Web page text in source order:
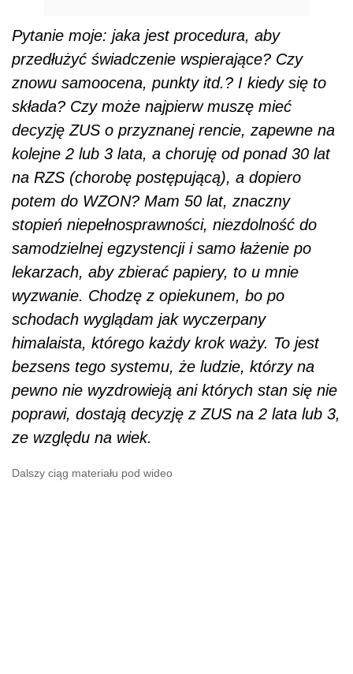
Pytanie moje: jaka jest procedura, aby
przedłużyć świadczenie wspierające? Czy
znowu samoocena, punkty itd.? I kiedy się to
składa? Czy może najpierw muszę mieć
decyzję ZUS o przyznanej rencie, zapewne na
kolejne 2 lub 3 lata, a choruję od ponad 30 lat
na RZS (chorobę postępującą), a dopiero
potem do WZON? Mam 50 lat, znaczny
stopień niepełnosprawności, niezdolność do
samodzielnej egzystencji i samo łażenie po
lekarzach, aby zbierać papiery, to u mnie
wyzwanie. Chodzę z opiekunem, bo po
schodach wyglądam jak wyczerpany
himalaista, którego każdy krok waży. To jest
bezsens tego systemu, że ludzie, którzy na
pewno nie wyzdrowieją ani których stan się nie
poprawi, dostają decyzję z ZUS na 2 lata lub 3,
ze względu na wiek.
Dalszy ciąg materiału pod wideo